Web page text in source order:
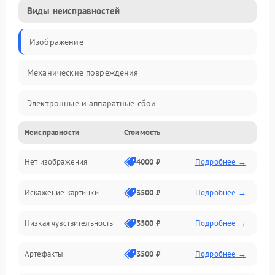
Виды неисправностей
Изображение
Механические повреждения
Электронные и аппаратные сбои
Неисправности сенсора и оптики
Программные ошибки
Электропитание
Измерения
Матрица
Неисправности Стоимость
Нет изображения 4000 ₽ Подробнее →
Искажение картинки 3500 ₽ Подробнее →
Низкая чувствительность 3500 ₽ Подробнее →
Артефакты 3500 ₽ Подробнее →